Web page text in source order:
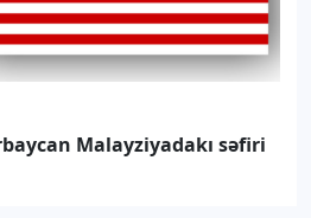
Malayziyadakı səfiri